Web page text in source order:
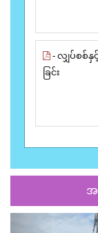
- လျှပ်စစ်နှ
ခြင်း
အ
Previous